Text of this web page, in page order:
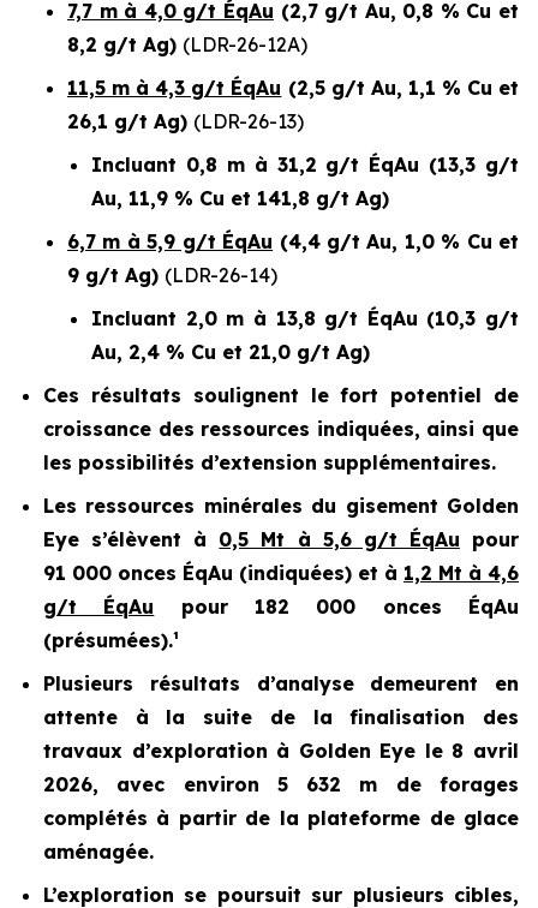
7,7 m à 4,0 g/t ÉqAu (2,7 g/t Au, 0,8 % Cu et
8,2 g/t Ag) (LDR-26-12A)
11,5 m à 4,3 g/t ÉqAu (2,5 g/t Au, 1,1 % Cu et
26,1 g/t Ag) (LDR-26-13)
Incluant 0,8 m à 31,2 g/t ÉqAu (13,3 g/t
Au, 11,9 % Cu et 141,8 g/t Ag)
6,7 m à 5,9 g/t ÉqAu (4,4 g/t Au, 1,0 % Cu et
9 g/t Ag) (LDR-26-14)
Incluant 2,0 m à 13,8 g/t ÉqAu (10,3 g/t
Au, 2,4 % Cu et 21,0 g/t Ag)
Ces résultats soulignent le fort potentiel de
croissance des ressources indiquées, ainsi que
les possibilités d’extension supplémentaires.
Les ressources minérales du gisement Golden
Eye s’élèvent à 0,5 Mt à 5,6 g/t ÉqAu pour
91 000 onces ÉqAu (indiquées) et à 1,2 Mt à 4,6
g/t ÉqAu pour 182 000 onces ÉqAu
(présumées).¹
Plusieurs résultats d’analyse demeurent en
attente à la suite de la finalisation des
travaux d’exploration à Golden Eye le 8 avril
2026, avec environ 5 632 m de forages
complétés à partir de la plateforme de glace
aménagée.
L’exploration se poursuit sur plusieurs cibles,